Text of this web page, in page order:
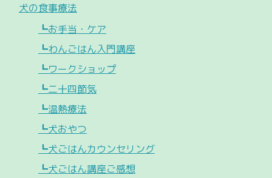
犬の食事療法
┗お手当・ケア
┗わんごはん入門講座
┗ワークショップ
┗二十四節気
┗温熱療法
┗犬おやつ
┗犬ごはんカウンセリング
┗犬ごはん講座ご感想